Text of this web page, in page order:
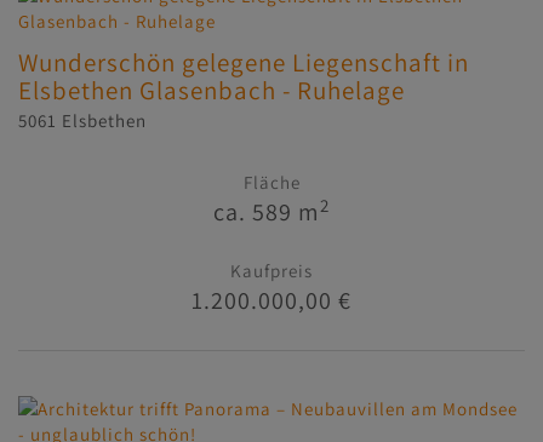
Wunderschön gelegene Liegenschaft in
Elsbethen Glasenbach - Ruhelage
5061 Elsbethen
Fläche
ca. 589 m 2
Kaufpreis
1.200.000,00 €